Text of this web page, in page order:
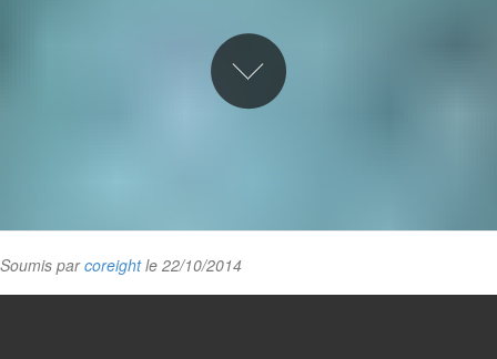
Soumis parcoreightle 22/10/2014